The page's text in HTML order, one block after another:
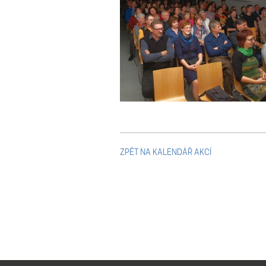
ZPĚT NA KALENDÁŘ AKCÍ